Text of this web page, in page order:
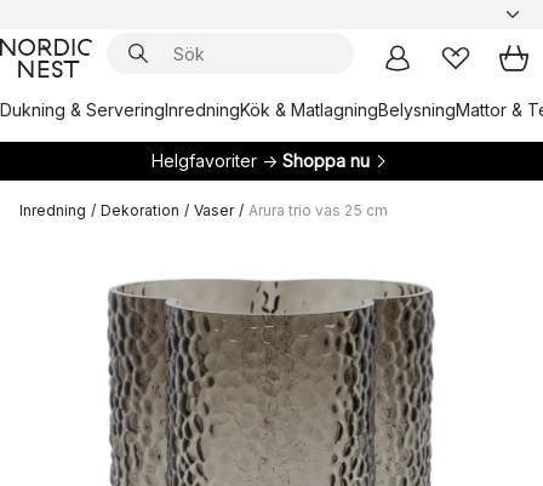
Dukning & ServeringInredningKök & MatlagningBelysningMattor &
Helgfavoriter → Shoppa nu
Inredning / Dekoration / Vaser / Arura trio vas 25 cm